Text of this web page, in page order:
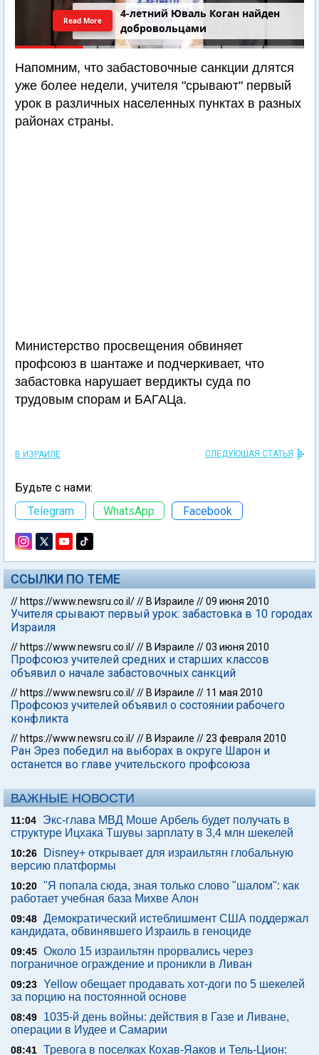
4-летний Юваль Коган найден
добровольцами
Read More
Напомним, что забастовочные санкции длятся
уже более недели, учителя "срывают" первый
урок в различных населенных пунктах в разных
районах страны.
Министерство просвещения обвиняет
профсоюз в шантаже и подчеркивает, что
забастовка нарушает вердикты суда по
трудовым спорам и БАГАЦа.
В ИЗРАИЛЕ СЛЕДУЮЩАЯ СТАТЬЯ
Будьте с нами:
Telegram
WhatsApp Facebook
ССЫЛКИ ПО ТЕМЕ
// https://www.newsru.co.il/// В Израиле //09 июня 2010
Учителя срывают первый урок: забастовка в 10 городах
Израиля
// https://www.newsru.co.il/// В Израиле //03 июня 2010
Профсоюз учителей средних и старших классов
объявил о начале забастовочных санкций
// https://www.newsru.co.il/// В Израиле // 11 мая 2010
Профсоюз учителей объявил о состоянии рабочего
конфликта
// https://www.newsru.co.il/// В Израиле //23 февраля 2010
Ран Эрез победил на выборах в округе Шарон и
останется во главе учительского профсоюза
ВАЖНЫЕ НОВОСТИ
11:04
Экс-глава МВД Моше Арбель будет получать в
структуре Ицхака Тшувы зарплату в 3,4 млн шекелей
10:26
Disney+ открывает для израильтян глобальную
версию платформы
10:20 "Я попала сюда, зная только слово "шалом": как
работает учебная база Михве Алон
09:48 Демократический истеблишмент США поддержал
кандидата, обвинявшего Израиль в геноциде
09:45 Около 15 израильтян прорвались через
пограничное ограждение и проникли в Ливан
09:23 Yellow обещает продавать хот-доги по 5 шекелей
за порцию на постоянной основе
08:49
1035-й день войны: действия в Газе и Ливане,
операции в Иудее и Самарии
08:41 Тревога в поселках Кохав-Яаков и Тель-Цион: